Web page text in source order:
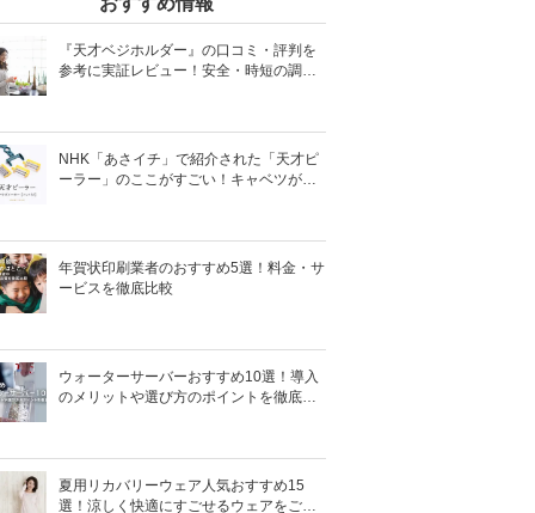
『天才ベジホルダー』の口コミ・評判を
参考に実証レビュー！安全・時短の調理
NHK「あさイチ」で紹介された「天才ピ
ーラー」のここがすごい！キャベツがほ
年賀状印刷業者のおすすめ5選！料金・サ
ービスを徹底比較
ウォーターサーバーおすすめ10選！導入
のメリットや選び方のポイントを徹底解
夏用リカバリーウェア人気おすすめ15
選！涼しく快適にすごせるウェアをご紹